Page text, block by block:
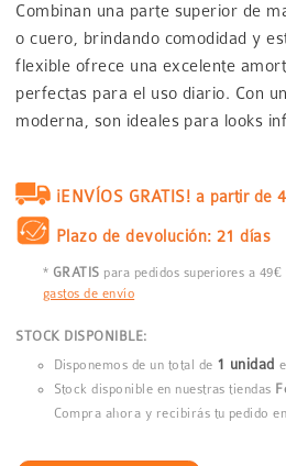
Combinan una parte superior de
o cuero, brindando comodidad y
flexible ofrece una excelente
perfectas para el uso diario. Con
moderna, son ideales para looks
¡ENVÍOS GRATIS! a partir de
Plazo de devolución: 21 días
* GRATIS para pedidos superiores a
gastos de envío
STOCK DISPONIBLE:
Disponemos de un total de 1 unidad
Stock disponible en nuestras tiendas
Compra ahora y recibirás tu pedido